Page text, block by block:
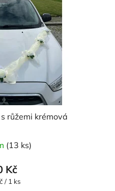
růžemi krémová
(13 ks)
Kč
/ 1 ks